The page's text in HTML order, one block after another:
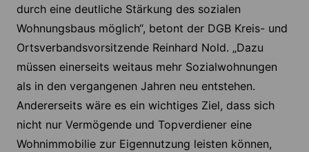
durch eine deutliche Stärkung des sozialen
Wohnungsbaus möglich“, betont der DGB Kreis- und
Ortsverbandsvorsitzende Reinhard Nold. „Dazu
müssen einerseits weitaus mehr Sozialwohnungen
als in den vergangenen Jahren neu entstehen.
Andererseits wäre es ein wichtiges Ziel, dass sich
nicht nur Vermögende und Topverdiener eine
Wohnimmobilie zur Eigennutzung leisten können,